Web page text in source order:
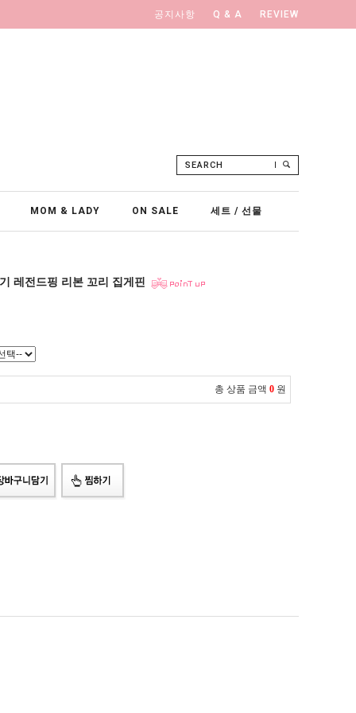
공지사항 Q & A REVIEW
SEARCH
MOM & LADY ON SALE 세트 / 선물
레전드핑 리본 꼬리 집게핀
총 상품 금액 0 원